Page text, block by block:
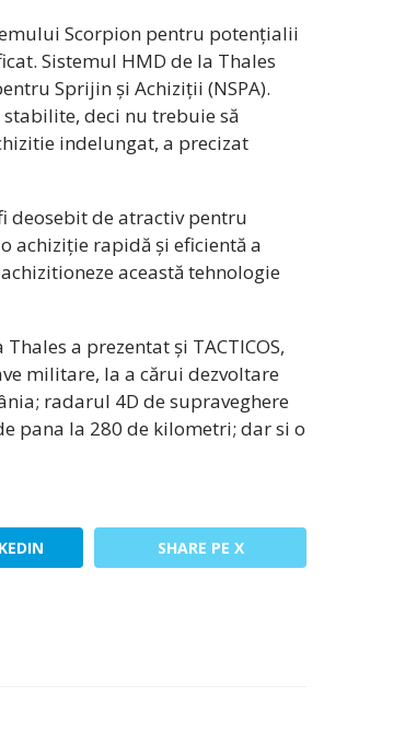
Scorpion pentru potențialii
Sistemul HMD de la Thales
Sprijin și Achiziții (NSPA).
deci nu trebuie să
indelungat, a precizat
deosebit de atractiv pentru
achiziție rapidă și eficientă a
această tehnologie
a prezentat și TACTICOS,
militare, la a cărui dezvoltare
radarul 4D de supraveghere
pana la 280 de kilometri; dar si o
SHARE PE X